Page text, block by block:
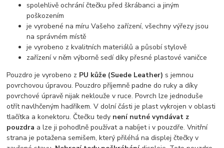
spolehlivě ochrání čtečku před škrábanci a jiným
poškozením
je vyrobené na míru Vašeho zařízení, všechny výřezy jsou
na správném místě
je vyrobeno z kvalitních materiálů a působí stylově
zařízení v něm výborně sedí díky přesné plastové vaničce
Pouzdro je vyrobeno z PU kůže (Suede Leather) s jemnou
povrchovou úpravou. Pouzdro příjemně padne do ruky a díky
povrchové úpravě nijak neklouže v ruce. Povrch lze jednoduše
otřít navlhčeným hadříkem. V dolní části je plast vykrojen v oblasti
tlačítka a konektoru. Čtečku tedy není nutné vyndávat z
pouzdra a lze ji pohodlně používat a nabíjet i v pouzdře. Vnitřní
strana je potažena semišem, který přiléhá na displej čtečky v